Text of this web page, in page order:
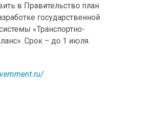
в Правительство план
государственной
«Транспортно-
Срок – до 1 июля.